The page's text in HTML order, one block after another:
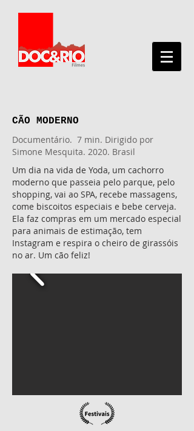
CÃO MODERNO
Documentário. 7 min. Dirigido por
Simone Mesquita. 2020. Brasil
Um dia na vida de Yoda, um cachorro
moderno que passeia pelo parque, pelo
shopping, vai ao SPA, recebe massagens,
come biscoitos especiais e bebe cerveja.
Ela faz compras em um mercado especial
para animais de estimação, tem
Instagram e respira o cheiro de girassóis
no ar. Um cão feliz!